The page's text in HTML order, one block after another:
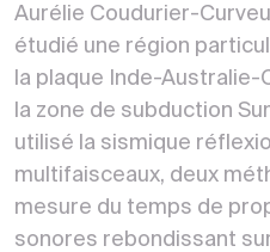
Aurélie Coudurier-
étudié une région
la plaque Inde-
la zone de subduction
utilisé la sismique
multifaisceaux, deux
mesure du temps de
sonores rebondissant